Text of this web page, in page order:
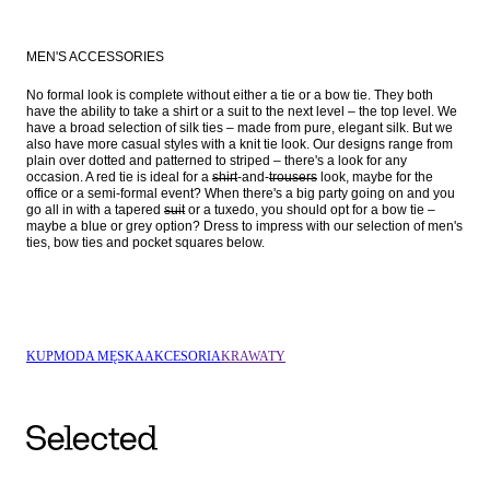
MEN'S ACCESSORIES
No formal look is complete without either a tie or a bow tie. They both
have the ability to take a shirt or a suit to the next level – the top level. We
have a broad selection of silk ties – made from pure, elegant silk. But we
also have more casual styles with a knit tie look. Our designs range from
plain over dotted and patterned to striped – there's a look for any
occasion. A red tie is ideal for a shirt-and-trousers look, maybe for the
office or a semi-formal event? When there's a big party going on and you
go all in with a tapered suit or a tuxedo, you should opt for a bow tie –
maybe a blue or grey option? Dress to impress with our selection of men's
KUPMODA MĘSKAAKCESORIAKRAWATY